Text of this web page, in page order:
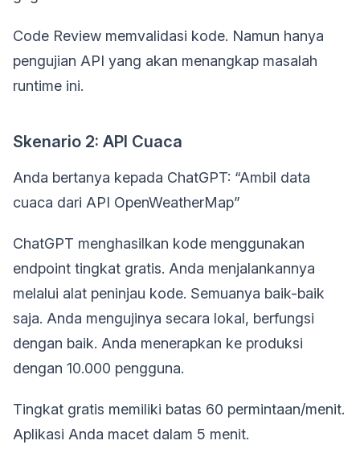
Code Review memvalidasi kode. Namun hanya
pengujian API yang akan menangkap masalah
runtime ini.
Skenario 2: API Cuaca
Anda bertanya kepada ChatGPT: “Ambil data
cuaca dari API OpenWeatherMap”
ChatGPT menghasilkan kode menggunakan
endpoint tingkat gratis. Anda menjalankannya
melalui alat peninjau kode. Semuanya baik-baik
saja. Anda mengujinya secara lokal, berfungsi
dengan baik. Anda menerapkan ke produksi
dengan 10.000 pengguna.
Tingkat gratis memiliki batas 60 permintaan/menit.
Aplikasi Anda macet dalam 5 menit.